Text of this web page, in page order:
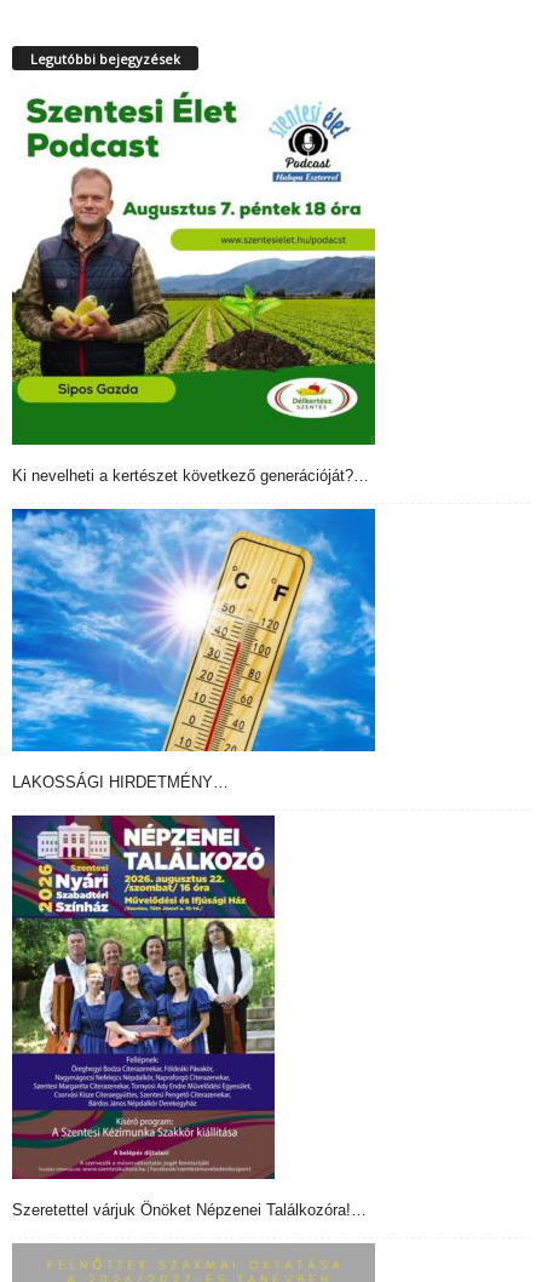
Legutóbbi bejegyzések
Ki nevelheti a kertészet következő generációját?…
LAKOSSÁGI HIRDETMÉNY…
Szeretettel várjuk Önöket Népzenei Találkozóra!…